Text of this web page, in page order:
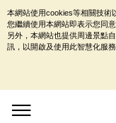
本網站使用cookies等相關技術
您繼續使用本網站即表示您同
另外，本網站也提供周邊景點
訊，以開啟及使用此智慧化服務